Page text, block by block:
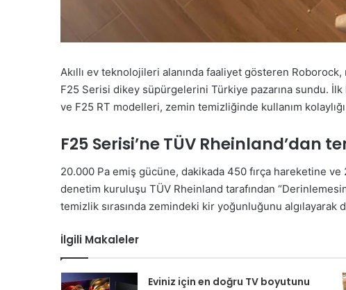
Akıllı ev teknolojileri alanında faaliyet gösteren
F25 Serisi dikey süpürgelerini Türkiye pazarına sundu. İlk
ve F25 RT modelleri, zemin temizliğinde kullanım
F25 Serisi’ne TÜV Rheinland’dan
20.000 Pa emiş gücüne, dakikada 450 fırça hareketine
denetim kuruluşu TÜV Rheinland tarafından
temizlik sırasında zemindeki kir yoğunluğunu algılayarak
İlgili Makaleler
Eviniz için en doğru TV boyutunu